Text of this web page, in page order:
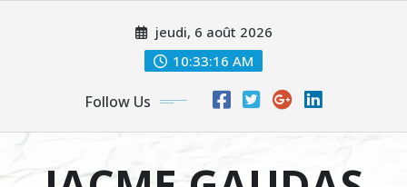
jeudi, 6 août 2026
10:33:18 AM
Follow Us